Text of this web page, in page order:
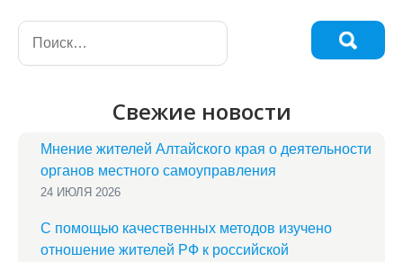
Свежие новости
Мнение жителей Алтайского края о деятельности
органов местного самоуправления
24 ИЮЛЯ 2026
С помощью качественных методов изучено
отношение жителей РФ к российской